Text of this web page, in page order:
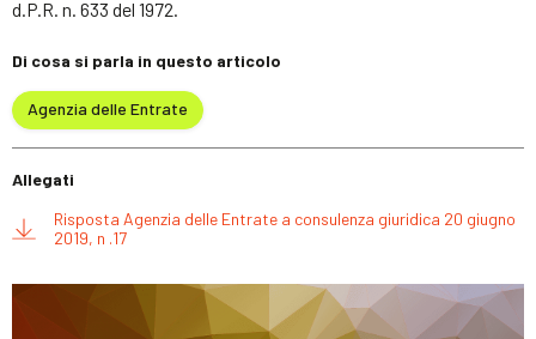
d.P.R. n. 633 del 1972.
Di cosa si parla in questo articolo
Agenzia delle Entrate
Allegati
Risposta Agenzia delle Entrate a consulenza giuridica 20 giugno
2019, n .17